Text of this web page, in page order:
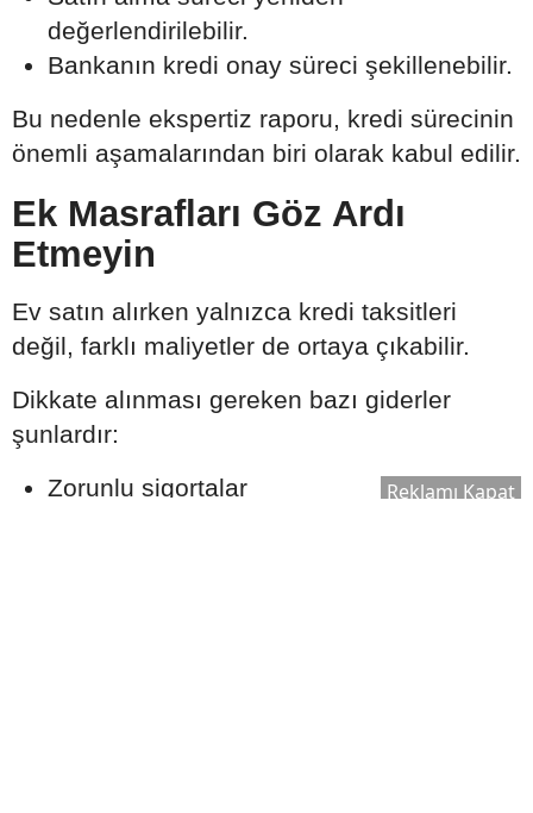
değerlendirilebilir.
Bankanın kredi onay süreci şekillenebilir.
Bu nedenle ekspertiz raporu, kredi sürecinin
önemli aşamalarından biri olarak kabul edilir.
Ek Masrafları Göz Ardı
Etmeyin
Ev satın alırken yalnızca kredi taksitleri
değil, farklı maliyetler de ortaya çıkabilir.
Dikkate alınması gereken bazı giderler
şunlardır:
Zorunlu sigortalar
Reklamı Kapat